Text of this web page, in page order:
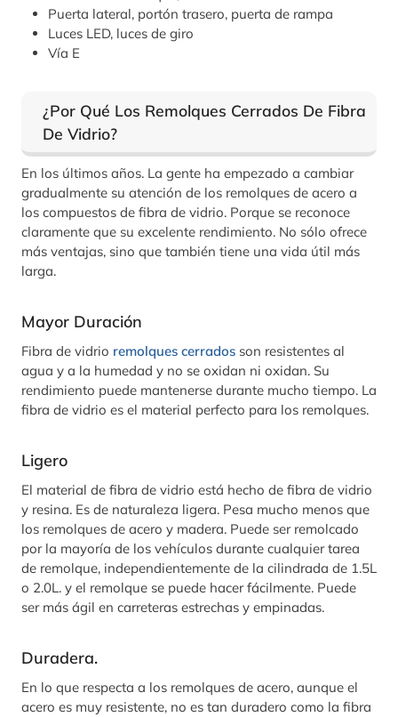
Puerta lateral, portón trasero, puerta de rampa
Luces LED, luces de giro
Vía E
¿Por Qué Los Remolques Cerrados De Fibra
De Vidrio?
En los últimos años. La gente ha empezado a cambiar
gradualmente su atención de los remolques de acero a
los compuestos de fibra de vidrio. Porque se reconoce
claramente que su excelente rendimiento. No sólo ofrece
más ventajas, sino que también tiene una vida útil más
larga.
Mayor Duración
Fibra de vidrio remolques cerrados son resistentes al
agua y a la humedad y no se oxidan ni oxidan. Su
rendimiento puede mantenerse durante mucho tiempo. La
fibra de vidrio es el material perfecto para los remolques.
Ligero
El material de fibra de vidrio está hecho de fibra de vidrio
y resina. Es de naturaleza ligera. Pesa mucho menos que
los remolques de acero y madera. Puede ser remolcado
por la mayoría de los vehículos durante cualquier tarea
de remolque, independientemente de la cilindrada de 1.5L
o 2.0L. y el remolque se puede hacer fácilmente. Puede
ser más ágil en carreteras estrechas y empinadas.
Duradera.
En lo que respecta a los remolques de acero, aunque el
acero es muy resistente, no es tan duradero como la fibra